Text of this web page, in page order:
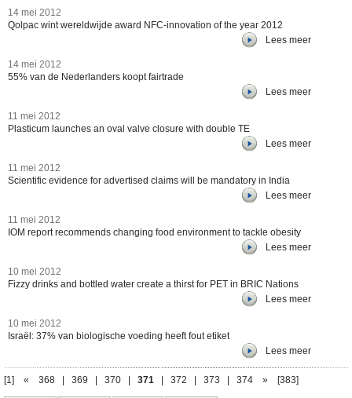
14 mei 2012
Qolpac wint wereldwijde award NFC-innovation of the year 2012
Lees meer
14 mei 2012
55% van de Nederlanders koopt fairtrade
Lees meer
11 mei 2012
Plasticum launches an oval valve closure with double TE
Lees meer
11 mei 2012
Scientific evidence for advertised claims will be mandatory in India
Lees meer
11 mei 2012
IOM report recommends changing food environment to tackle obesity
Lees meer
10 mei 2012
Fizzy drinks and bottled water create a thirst for PET in BRIC Nations
Lees meer
10 mei 2012
Israël: 37% van biologische voeding heeft fout etiket
Lees meer
[1] « 368 369 370 371 372 373 374 » [383]